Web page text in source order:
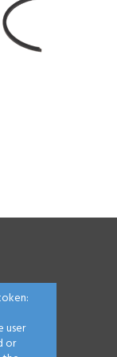
user
or